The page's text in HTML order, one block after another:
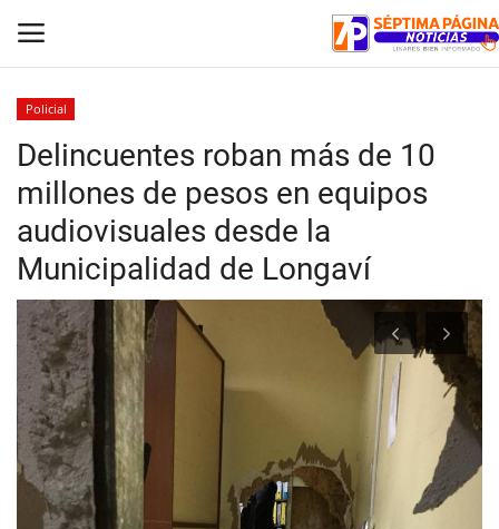
Inicio
Crónica
Policial
Tribunales
Deporte
Política
Espectáculos
Policial
Delincuentes roban más de 10
millones de pesos en equipos
audiovisuales desde la
Municipalidad de Longaví